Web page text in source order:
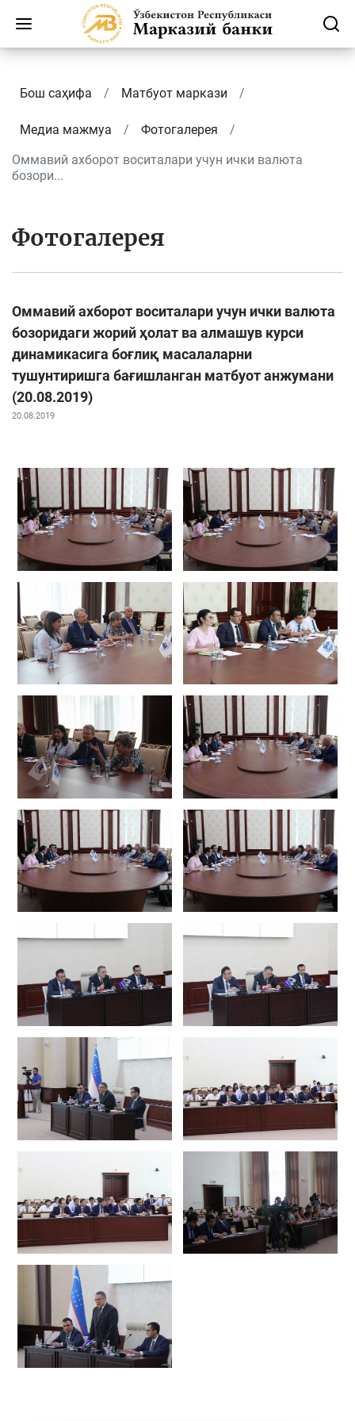
Бош саҳифа Матбуот маркази
Медиа мажмуа
Фотогалерея
Оммавий ахборот воситалари учун ички валюта
бозори...
Фотогалерея
Оммавий ахборот воситалари учун ички валюта
бозоридаги жорий ҳолат ва алмашув курси
динамикасига боғлиқ масалаларни
тушунтиришга бағишланган матбуот анжумани
(20.08.2019)
20.08.2019